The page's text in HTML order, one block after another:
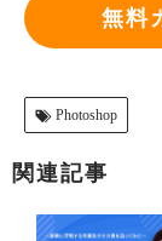
無料
Photoshop
関連記事